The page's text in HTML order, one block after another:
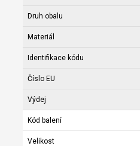
Druh obalu
Materiál
Identifikace kódu
Číslo EU
Výdej
Kód balení
Velikost